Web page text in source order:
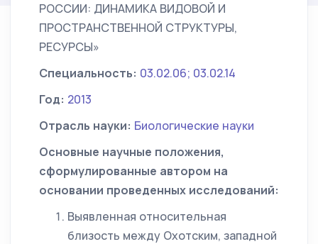
РОССИИ: ДИНАМИКА ВИДОВОЙ И
ПРОСТРАНСТВЕННОЙ СТРУКТУРЫ,
РЕСУРСЫ»
Специальность: 03.02.06; 03.02.14
Год: 2013
Отрасль науки: Биологические науки
Основные научные положения,
сформулированные автором на
основании проведенных исследований:
Выявленная относительная
близость между Охотским, западной